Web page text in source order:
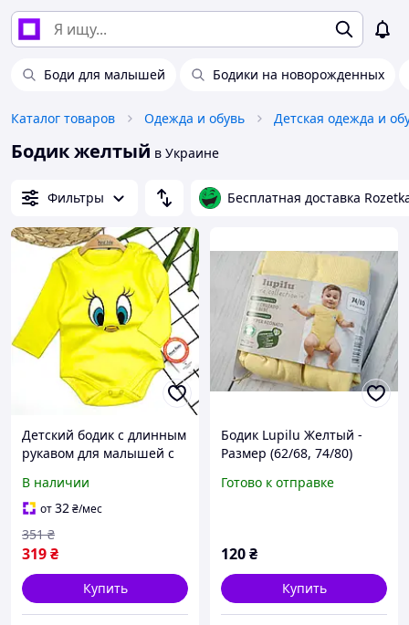
Боди для малышей Бодики на новорожденных
Каталог товаров Одежда и обувь Детская одежда и
Бодик желтый в Украине
Фильтры Бесплатная доставка
Детский бодик с длинным
рукавом для малышей с
Baby (Желтый, 12м, 86 см)
В наличии
от32₴/мес
319₴
351 ₴
Купить
Бодик Lupilu Желтый -
Размер (62/68, 74/80)
Готово к отправке
120₴
Купить